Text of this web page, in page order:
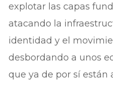
explotar las capas
atacando la
identidad y el
desbordando a unos
que ya de por sí están